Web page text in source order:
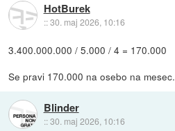
HotBurek
::30. maj 2026, 10:16
3.400.000.000 / 5.000 / 4 = 170.000
Se pravi 170.000 na osebo na mesec.
Blinder
::30. maj 2026, 10:16